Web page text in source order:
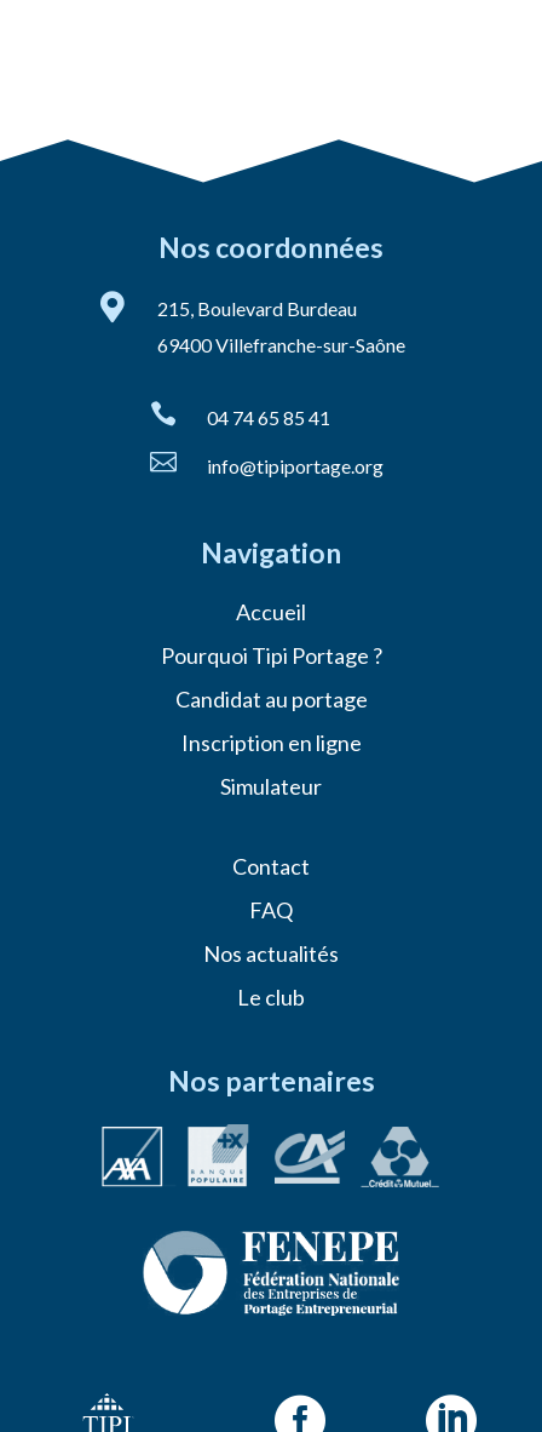
Nos coordonnées

215, Boulevard Burdeau
69400 Villefranche-sur-Saône
 04 74 65 85 41
 info@tipiportage.org
Navigation
Accueil
Pourquoi Tipi Portage ?
Candidat au portage
Inscription en ligne
Simulateur
Contact
FAQ
Nos actualités
Le club
Nos partenaires
 